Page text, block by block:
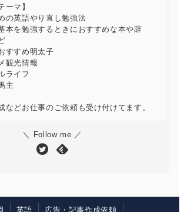
ーマ】
の英語やり直し勉強法
本を勉強するときにおすすめな本や辞
すすめ明太子
観光情報
ライフ
主
などお仕事のご依頼も受け付けてます。
＼ Follow me ／
英語 広告・記事作成依頼